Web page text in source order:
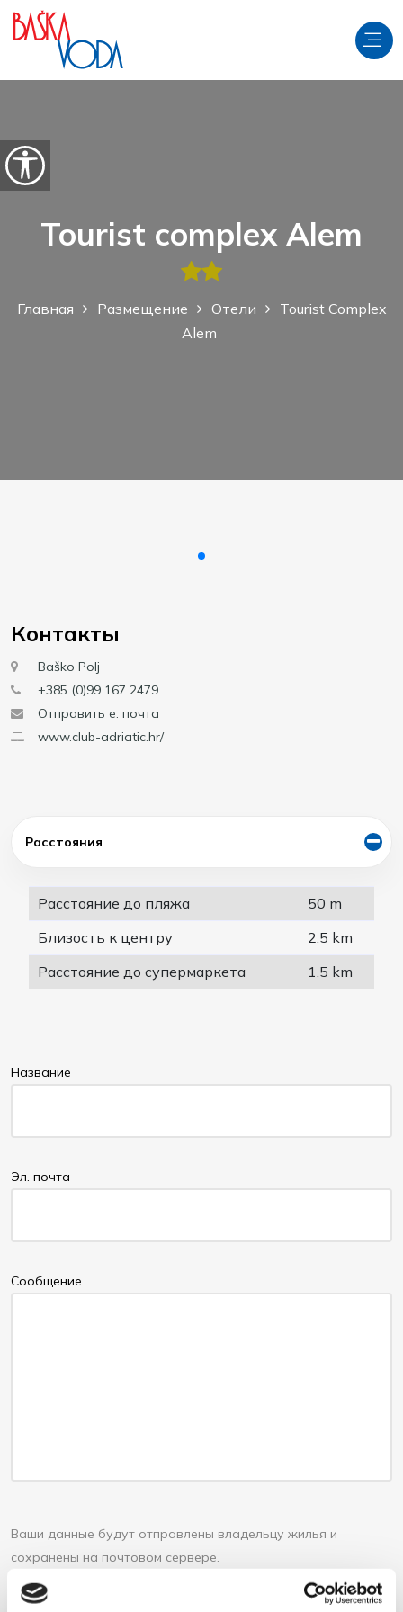
перейти к содержанию
Откройте параметры доступности
Tourist complex Alem
Главная Размещение Отели
Tourist Complex
Alem
Контакты
Baško Polj
+385 (0)99 167 2479
Отправить е. почта
www.club-adriatic.hr/
Расстояния
Расстояние до пляжа
50 m
Близость к центру
2.5 km
Расстояние до супермаркета
1.5 km
Название
Эл. почта
Cообщение
Ваши данные будут отправлены владельцу жилья и
сохранены на почтовом сервере.